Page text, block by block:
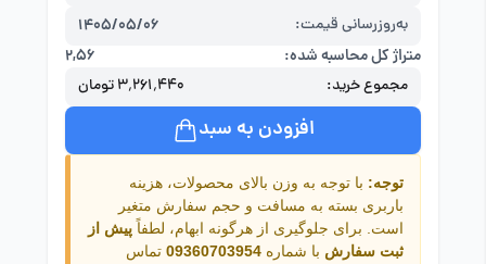
به‌روزرسانی قیمت:
1405/05/06
متراژ کل محاسبه شده:
۲,۵۶
مجموع خرید: ۳٬۲۶۱٬۴۴۰ تومان
افزودن به سبد
توجه: با توجه به وزن بالای محصولات، هزینه
باربری بسته به مسافت و حجم سفارش متغیر
است. برای جلوگیری از هرگونه ابهام، لطفاً پیش از
ثبت سفارش با شماره 09360703954 تماس